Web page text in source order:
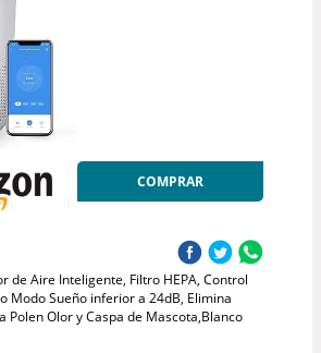
COMPRAR
de Aire Inteligente, Filtro HEPA, Control
Modo Sueño inferior a 24dB, Elimina
Polen Olor y Caspa de Mascota,Blanco